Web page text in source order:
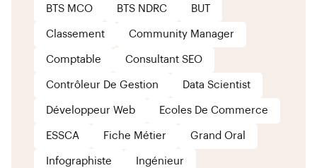
BTS MCO BTS NDRC BUT
Classement Community Manager
Comptable Consultant SEO
Contrôleur De Gestion Data Scientist
Développeur Web Ecoles De Commerce
ESSCA Fiche Métier Grand Oral
Infographiste Ingénieur